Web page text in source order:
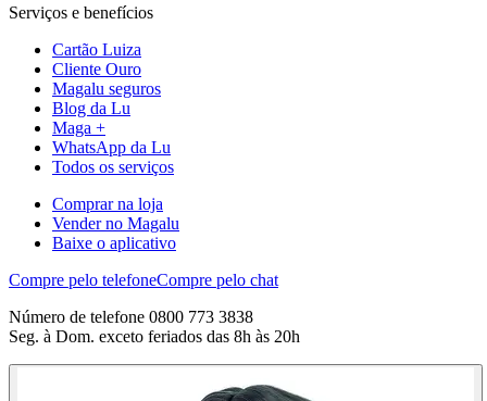
Serviços e benefícios
Cartão Luiza
Cliente Ouro
Magalu seguros
Blog da Lu
Maga +
WhatsApp da Lu
Todos os serviços
Comprar na loja
Vender no Magalu
Baixe o aplicativo
Compre pelo telefoneCompre pelo chat
Número de telefone 0800 773 3838
Seg. à Dom. exceto feriados das 8h às 20h